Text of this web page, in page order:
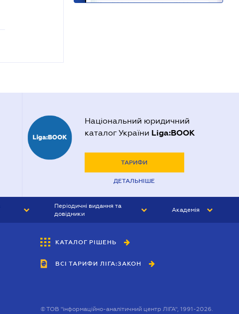
Національний юридичний
каталог України Liga:BOOK
ТАРИФИ
ДЕТАЛЬНІШЕ
Періодичні видання та
довідники
БУХГАЛТЕР&ЗАКОН
ВІСНИК МСФЗ
Академія
КАТАЛОГ РІШЕНЬ
ВСІ ТАРИФИ ЛІГА:ЗАКОН
©ТОВ "інформаційно-аналітичний центр ЛІГА", 1991-2026.